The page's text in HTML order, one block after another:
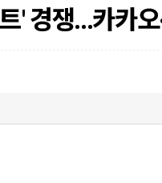
' 경쟁…카카오